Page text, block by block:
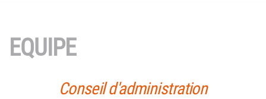
EQUIPE
Conseil d'administration